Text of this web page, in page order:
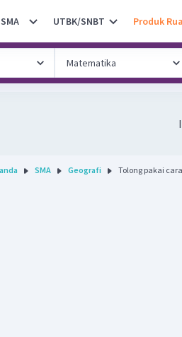
SMA UTBK/SNBT Produk
SMA Geografi Tolong pakai